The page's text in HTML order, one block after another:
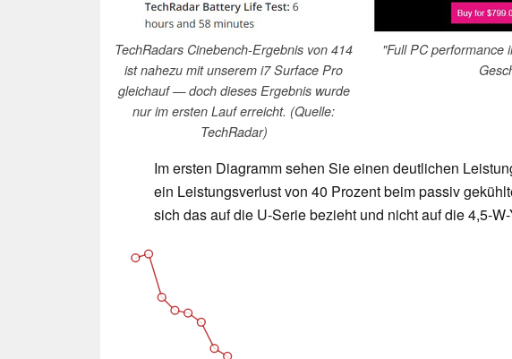
TechRadars Cinebench-Ergebnis von 414
ist nahezu mit unserem i7 Surface Pro
gleichauf — doch dieses Ergebnis wurde
nur im ersten Lauf erreicht. (Quelle:
TechRadar)
"Full PC performance
Im ersten Diagramm sehen Sie einen deutlichen
ein Leistungsverlust von 40 Prozent beim passiv
sich das auf die U-Serie bezieht und nicht auf die 4,5-